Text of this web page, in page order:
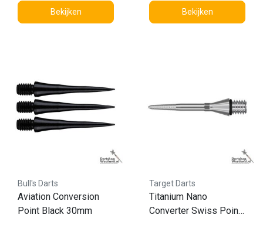
Bekijken Bekijken
Bull's Darts
Aviation Conversion
Point Black 30mm
Target Darts
Titanium Nano
Converter Swiss Point